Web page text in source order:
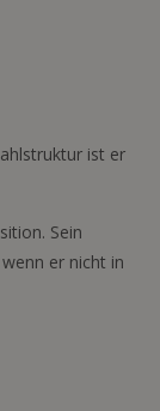
ist er
Sein
er nicht in